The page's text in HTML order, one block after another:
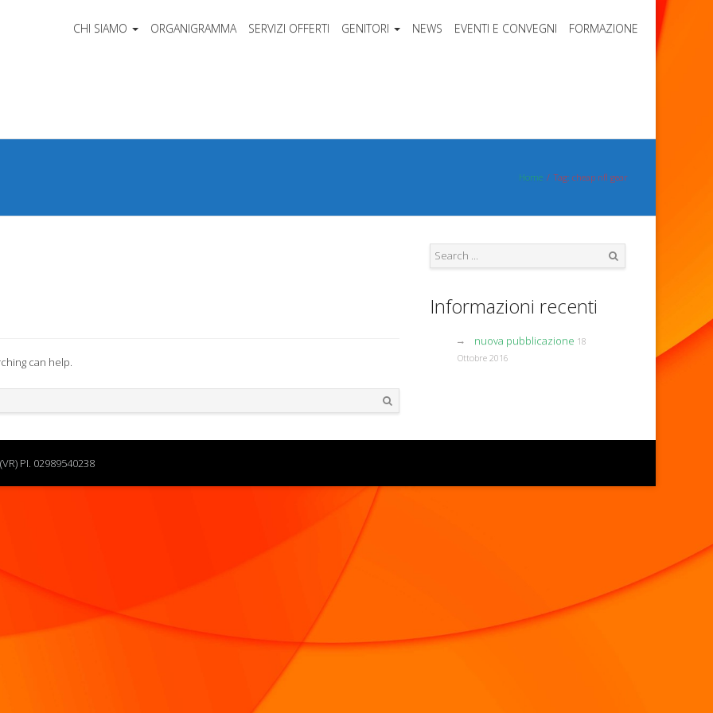
CHI SIAMO ORGANIGRAMMA SERVIZI OFFERTI GENITORI NEWS EVENTI E CONVEGNI FORMAZIONE
Home Tag: cheap nfl gear
can help.
Informazioni recenti
nuova pubblicazione 18
Ottobre 2016
PI. 02989540238